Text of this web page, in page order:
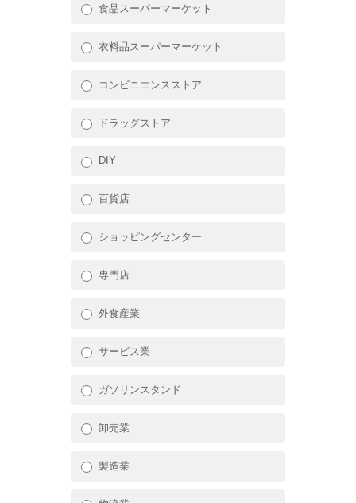
食品スーパーマーケット
衣料品スーパーマーケット
コンビニエンスストア
ドラッグストア
DIY
百貨店
ショッピングセンター
専門店
外食産業
サービス業
ガソリンスタンド
卸売業
製造業